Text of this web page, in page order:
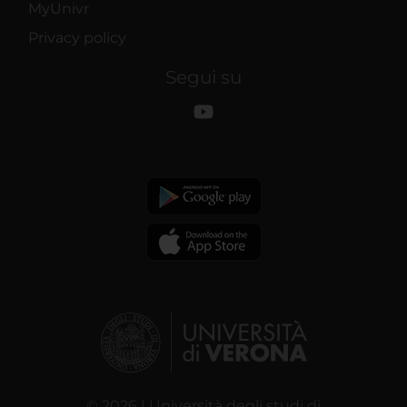
MyUnivr
Privacy policy
Segui su